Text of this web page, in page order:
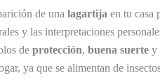
de una lagartija en tu casa
y las interpretaciones
de protección, buena suerte y
ya que se alimentan de